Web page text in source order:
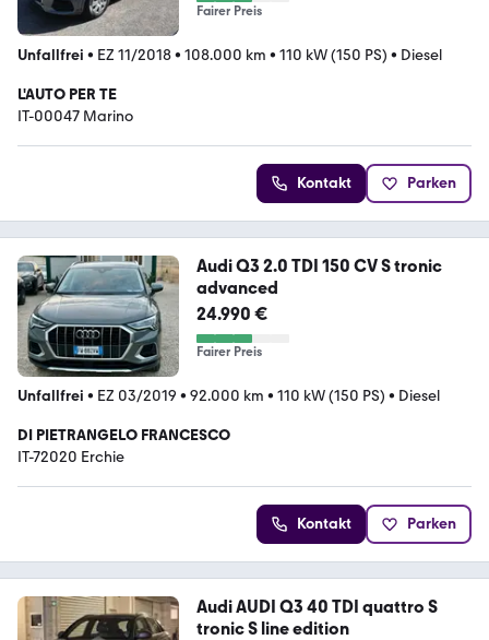
Fairer Preis
Unfallfrei • EZ 11/2018• 108.000 km • 110 kW (150 PS) • Diesel
L'AUTO PER TE
IT-00047 Marino
Kontakt Parken
Audi Q3 2.0 TDI 150 CV S tronic
advanced
24.990 €
Fairer Preis
Unfallfrei • EZ 03/2019 • 92.000 km • 110 kW (150 PS) • Diesel
DI PIETRANGELO FRANCESCO
IT-72020 Erchie
Kontakt Parken
Audi AUDI Q3 40 TDI quattro S
tronic S line edition